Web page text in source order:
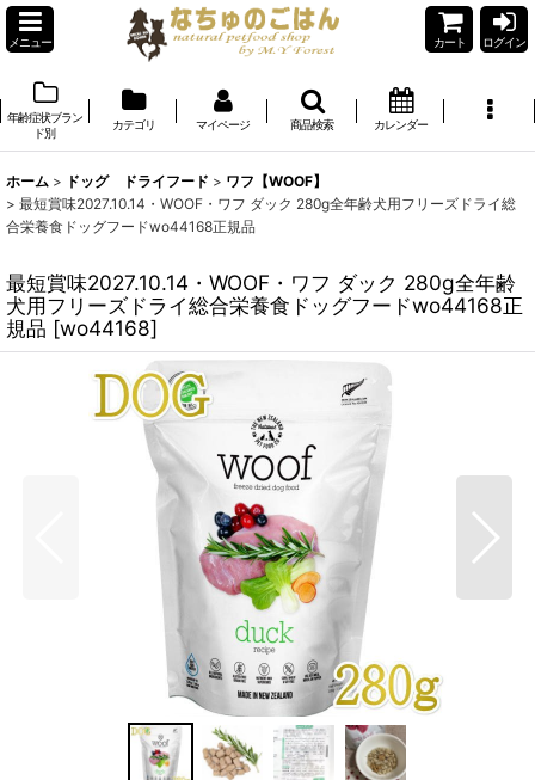
メニュー カート ログイン
年齢症状ブラン
ド別
カテゴリ マイページ 商品検索 カレンダー
ホーム > ドッグ ドライフード > ワフ【WOOF】
> 最短賞味2027.10.14・WOOF・ワフ ダック 280g全年齢犬用フリーズドライ総
合栄養食ドッグフードwo44168正規品
最短賞味2027.10.14・WOOF・ワフ ダック 280g全年齢
犬用フリーズドライ総合栄養食ドッグフードwo44168正
規品 [wo44168]